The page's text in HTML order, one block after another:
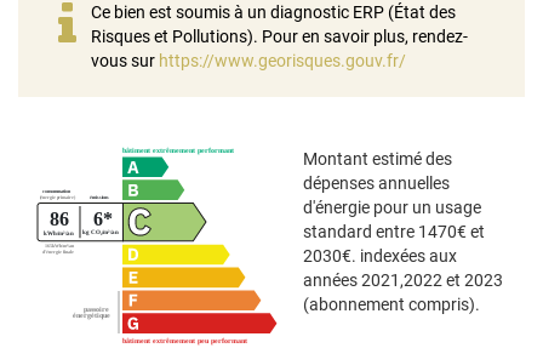
Ce bien est soumis à un diagnostic ERP (État des
Risques et Pollutions). Pour en savoir plus, rendez-
vous sur https://www.georisques.gouv.fr/
Montant estimé des
dépenses annuelles
d'énergie pour un usage
standard entre 1470€ et
2030€. indexées aux
années 2021,2022 et 2023
(abonnement compris).